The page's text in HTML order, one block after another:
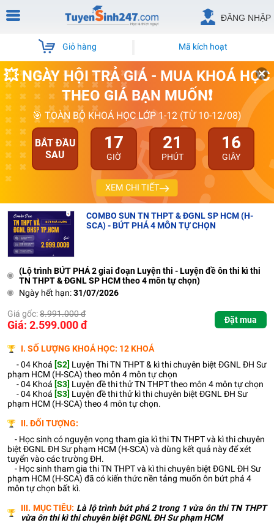
ĐĂNG NHẬP
Giỏ hàng Mã kích hoạt
💥 NGÀY HỘI TRẢ GIÁ - MUA KHOÁ HỌC
THEO GIÁ BẠN MUỐN❗
🎯 TOÀN BỘ KHOÁ HỌC LỚP 1-12 (TỪ 10-12/08)
BẮT ĐẦU
SAU
17
GIỜ
21
PHÚT
15
GIÂY
XEM CHI TIẾT
COMBO SUN TN THPT & ĐGNL SP HCM (H-
SCA) - BỨT PHÁ 4 MÔN TỰ CHỌN
(Lộ trình BỨT PHÁ 2 giai đoạn Luyện thi - Luyện đề ôn thi kì thi
TN THPT & ĐGNL SP HCM theo 4 môn tự chọn)
Ngày hết hạn:31/07/2026
Giá gốc:8.991.000 đ
Giá: 2.599.000 đ Đặt mua
I. SỐ LƯỢNG KHOÁ HỌC: 12 KHOÁ
- 04 Khoá [S2] Luyện Thi TN THPT & kì thi chuyên biệt ĐGNL ĐH Sư
phạm HCM (H-SCA) theo môn 4 môn tự chọn
- 04 Khoá [S3] Luyện đề thi thử TN THPT theo môn 4 môn tự chọn
- 04 Khoá [S3] Luyện đề thi thử kì thi chuyên biệt ĐGNL ĐH Sư
phạm HCM (H-SCA) theo 4 môn tự chọn.
II. ĐỐI TƯỢNG:
- Học sinh có nguyện vọng tham gia kì thi TN THPT và kì thi chuyên
biệt ĐGNL ĐH Sư phạm HCM (H-SCA) và dùng kết quả này để xét
tuyển vào các trường ĐH.
- Học sinh tham gia thi TN THPT và kì thi chuyên biệt ĐGNL ĐH Sư
phạm HCM (H-SCA) đã có kiến thức nền tảng muốn ôn bứt phá 4
môn tự chọn bất kì.
III. MỤC TIÊU: Là lộ trình bứt phá 2 trong 1 vừa ôn thi TN THPT
vừa ôn thi kì thi chuyên biệt ĐGNL ĐH Sư phạm HCM